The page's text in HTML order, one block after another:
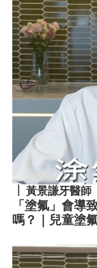
黃景謙牙醫師
「塗氟」會導
嗎？｜兒童塗